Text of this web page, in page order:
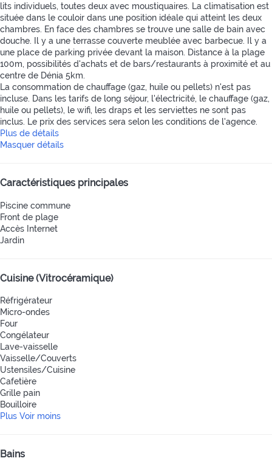
lits individuels, toutes deux avec moustiquaires. La climatisation est
située dans le couloir dans une position idéale qui atteint les deux
chambres. En face des chambres se trouve une salle de bain avec
douche. Il y a une terrasse couverte meublée avec barbecue. Il y a
une place de parking privée devant la maison. Distance à la plage
100m, possibilités d'achats et de bars/restaurants à proximité et au
centre de Dénia 5km.
La consommation de chauffage (gaz, huile ou pellets) n'est pas
incluse. Dans les tarifs de long séjour, l'électricité, le chauffage (gaz,
huile ou pellets), le wifi, les draps et les serviettes ne sont pas
inclus. Le prix des services sera selon les conditions de l'agence.
Plus de détails
Masquer détails
Caractéristiques principales
Piscine commune
Front de plage
Accès Internet
Jardin
Cuisine (Vitrocéramique)
Réfrigérateur
Micro-ondes
Four
Congélateur
Lave-vaisselle
Vaisselle/Couverts
Ustensiles/Cuisine
Cafetière
Grille pain
Bouilloire
Plus Voir moins
Bains